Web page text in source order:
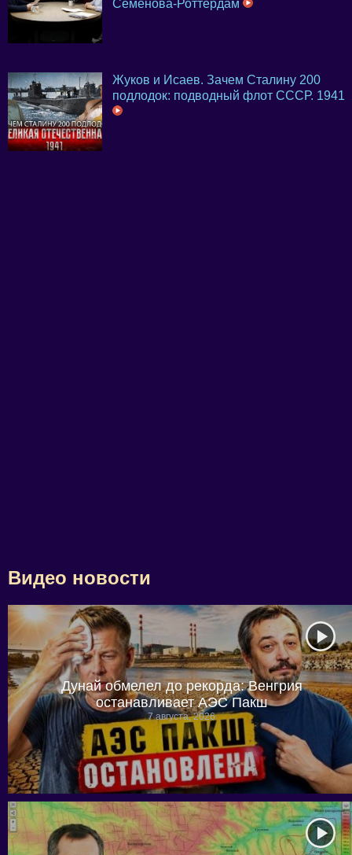
Семёнова-Роттердам
Жуков и Исаев. Зачем Сталину 200
подлодок: подводный флот СССР. 1941
Видео новости
Дунай обмелел до рекорда: Венгрия
останавливает АЭС Пакш
7 августа, 2026